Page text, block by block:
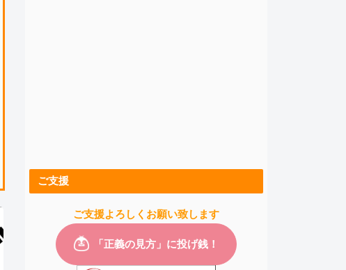
ご支援
ご支援よろしくお願い致します